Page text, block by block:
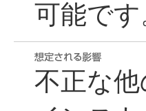
可能です
不正な